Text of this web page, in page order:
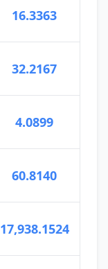
16.3363
32.2167
4.0899
60.8140
17,938.1524